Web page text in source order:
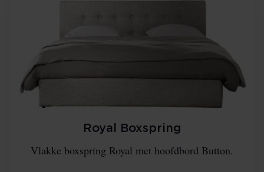
Royal Boxspring
Vlakke boxspring Royal met hoofdbord Button.